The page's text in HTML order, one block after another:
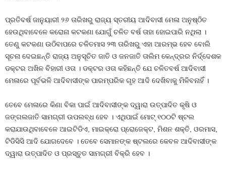
ପ୍ରତିବର୍ଷ ଜାନୁୟାରୀ ୨୬ ତାରିଖରୁ ରାଜ୍ୟ ସ୍ତରୀୟ ଆଦିବାସୀ ମେଳା ଅନୁଷ୍ଠିତ
ହେଉଥିବାବେଳେ କରୋନା କଟକଣା ଯୋଗୁଁ ଚଳିତ ବର୍ଷ ତାହା ହୋଇପାରି ନଥିଲା ।
ତେଣୁ କଟକଣା ଉଠିବାପରେ ଚଳିତମାସ ୨୩ ତାରିଖରୁ ଏହା ଆରମ୍ଭ ହେବ ବୋଲି
ସୂଚନା ଦେଇଛନ୍ତି ରାଜ୍ୟ ଅନୁସୂଚିତ ଜାତି ଓ ଜନଜାତି ତାଲିମ କେନ୍ଦ୍ରର ନିର୍ଦ୍ଦେଶକ
ଡକ୍ଟର ଅଖିଳ ବିହାରୀ ଓତା । ଡକ୍ଟର ଓତା କହିଛନ୍ତି ଯେ ଚଳିତବର୍ଷ ଆଦିବାସୀ
ମେଳାରେ ପୂର୍ବଭଳି ଆଦିବାସୀଙ୍କ ପାରମ୍ପରିକ ଗୃହ ଆଦି ଦେଖିବାକୁ ମିଳିବନାହିଁ ।
ତେବେ ମେଳାରେ କିଣା ବିକା ପାଇଁ ଆଦିବାସୀଙ୍କ ଦ୍ୱାରା ଉତ୍ପାଦିତ କୃଷି ଓ
ଜଙ୍ଗଲଜାତି ସାମଗ୍ରୀ ଉପଲବ୍ଧ ହେବ । ଏଥିପାଇଁ ମୋଟ୍‍ ୧୦୦ଟି ଷ୍ଟଲ
କରାଯାଉଥିବାବେଳେ ଆଇଟିଡିଏ, ମାଇକ୍ରୋ ପ୍ରୋଜେକ୍ଟ, ମିଶନ ଶକ୍ତି, ଓରମାସ,
ଟିଡିସିସି ଆଦି ଯୋଗଦେବେ । ତେବେ ସେମାନଙ୍କ ଷ୍ଟଲରେ କେବଳ ଆଦିବାସୀଙ୍କ
ଦ୍ୱାରା ଉତ୍ପାଦିତ ଓ ପ୍ରସ୍ତୁତ ସାମଗ୍ରୀ ବିକ୍ରି ହେବ ।